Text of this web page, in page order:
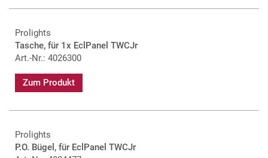
Prolights
Tasche, für 1x EclPanel TWCJr
Art.-Nr.: 4026300
Zum Produkt
Prolights
P.O. Bügel, für EclPanel TWCJr